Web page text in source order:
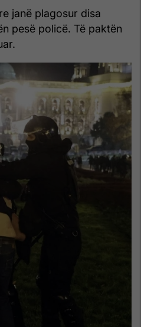
janë plagosur disa
pesë policë. Të paktën